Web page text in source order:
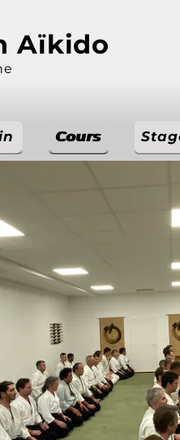
Cours
Aïkido
Cours